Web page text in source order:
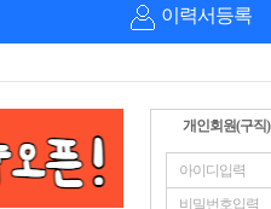
이력서등록
개인회원(구직)